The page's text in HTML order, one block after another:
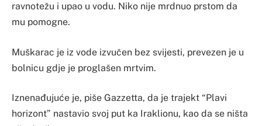
ravnotežu i upao u vodu. Niko nije mrdnuo prstom da
mu pomogne.
Muškarac je iz vode izvučen bez svijesti, prevezen je u
bolnicu gdje je proglašen mrtvim.
Iznenađujuće je, piše Gazzetta, da je trajekt “Plavi
horizont” nastavio svoj put ka Iraklionu, kao da se ništa